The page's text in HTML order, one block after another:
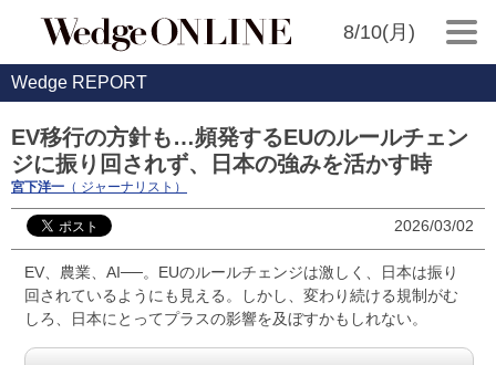
8/10(月)
Wedge REPORT
EV移行の方針も…頻発するEUのルールチェン
ジに振り回されず、日本の強みを活かす時
宮下洋一 （ ジャーナリスト）
2026/03/02
EV、農業、AI──。EUのルールチェンジは激しく、日本は振り
回されているようにも見える。しかし、変わり続ける規制がむ
しろ、日本にとってプラスの影響を及ぼすかもしれない。